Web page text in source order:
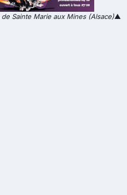
Sainte Marie aux Mines (Alsace)▲